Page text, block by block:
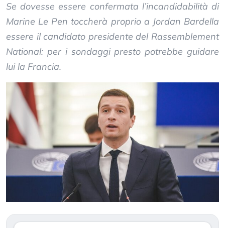
Se dovesse essere confermata l’incandidabilità di
Marine Le Pen toccherà proprio a Jordan Bardella
essere il candidato presidente del Rassemblement
National: per i sondaggi presto potrebbe guidare
lui la Francia.